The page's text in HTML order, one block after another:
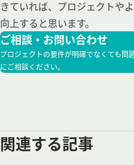
きていれば、プロジェクトや
向上すると思います。
ご相談・お問い合わせ
プロジェクトの要件が明確でなくても問
にご相談ください。
関連する記事